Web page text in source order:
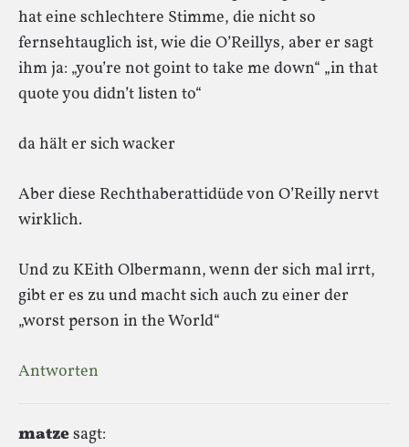
hat eine schlechtere Stimme, die nicht so
fernsehtauglich ist, wie die O’Reillys, aber er sagt
ihm ja: „you’re not goint to take me down“ „in that
quote you didn’t listen to“
da hält er sich wacker
Aber diese Rechthaberattidüde von O’Reilly nervt
wirklich.
Und zu KEith Olbermann, wenn der sich mal irrt,
gibt er es zu und macht sich auch zu einer der
„worst person in the World“
Antworten
matzesagt: